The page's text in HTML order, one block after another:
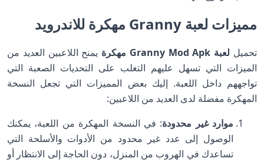
مميزات لعبة Granny مهكرة للاندرويد
تحميل لعبة Granny Mod Apk مهكرة
يمنح اللاعبين العديد من
الميزات التي تسهل عليهم التغلب على التحديات الصعبة التي
تواجههم داخل اللعبة. إليك بعض المميزات التي تجعل النسخة
المهكرة مفضلة لدى العديد من اللاعبين:
موارد غير محدودة: في النسخة المهكرة من اللعبة، يمكنك
الوصول إلى عدد غير محدود من الأدوات والأسلحة التي
تساعدك في الهروب من المنزل، دون الحاجة إلى الانتظار أو